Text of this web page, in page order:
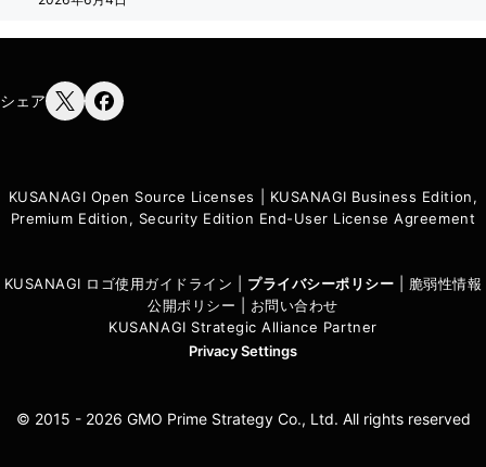
シェア
KUSANAGI Open Source Licenses
KUSANAGI Business Edition,
Premium Edition, Security Edition End-User License Agreement
KUSANAGI ロゴ使用ガイドライン プライバシーポリシー
脆弱性情報
公開ポリシー
お問い合わせ
KUSANAGI Strategic Alliance Partner
Privacy Settings
© 2015 - 2026 GMO Prime Strategy Co., Ltd. All rights reserved